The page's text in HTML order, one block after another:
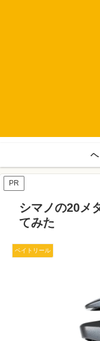
PR
シマノの20メ
てみた
ベイトリール